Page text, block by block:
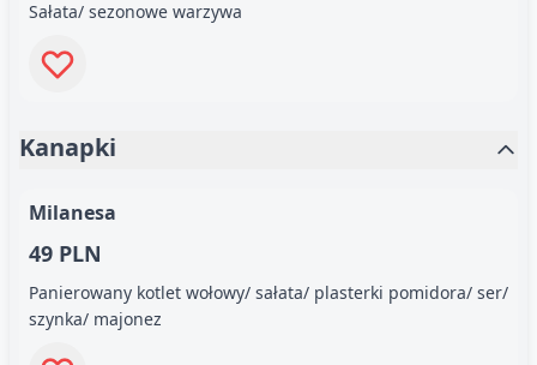
Sałata/ sezonowe warzywa
Kanapki
Milanesa
49 PLN
Panierowany kotlet wołowy/ sałata/ plasterki pomidora/ ser/
szynka/ majonez